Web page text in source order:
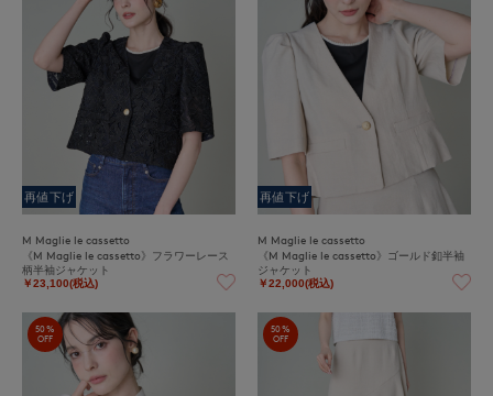
再値下げ
M Maglie le cassetto
《M Maglie le cassetto》フラワーレース
柄半袖ジャケット
￥23,100(税込)
再値下げ
M Maglie le cassetto
《M Maglie le cassetto》ゴールド釦半袖
ジャケット
￥22,000(税込)
50%
OFF
50%
OFF